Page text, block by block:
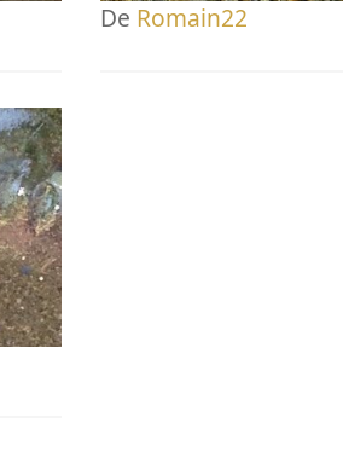
De Romain22